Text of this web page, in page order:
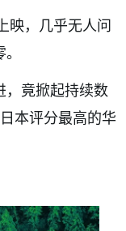
映，几乎无人问
，竟掀起持续数
本评分最高的华